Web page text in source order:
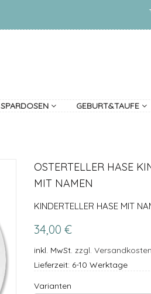
SPARDOSEN GEBURT&TAUFE
OSTERTELLER HASE
MIT NAMEN
KINDERTELLER HASE MIT
34,00 €
inkl. MwSt. zzgl. Versandkosten
Lieferzeit: 6-10 Werktage
Varianten